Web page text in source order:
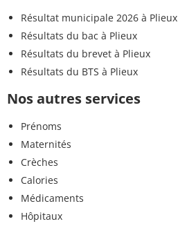
Résultat municipale 2026 à Plieux
Résultats du bac à Plieux
Résultats du brevet à Plieux
Résultats du BTS à Plieux
Nos autres services
Prénoms
Maternités
Crèches
Calories
Médicaments
Hôpitaux